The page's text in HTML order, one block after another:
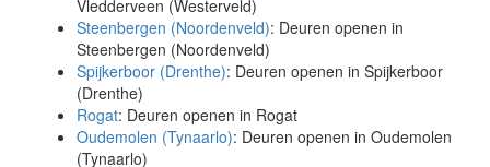
Vledderveen (Westerveld)
Steenbergen (Noordenveld): Deuren openen in
Steenbergen (Noordenveld)
Spijkerboor (Drenthe): Deuren openen in Spijkerboor
(Drenthe)
Rogat: Deuren openen in Rogat
Oudemolen (Tynaarlo): Deuren openen in Oudemolen
(Tynaarlo)